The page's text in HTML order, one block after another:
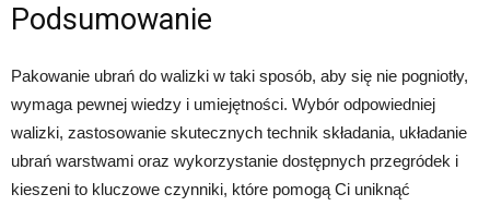
Podsumowanie
Pakowanie ubrań do walizki w taki sposób, aby się nie pogniotły,
wymaga pewnej wiedzy i umiejętności. Wybór odpowiedniej
walizki, zastosowanie skutecznych technik składania, układanie
ubrań warstwami oraz wykorzystanie dostępnych przegródek i
kieszeni to kluczowe czynniki, które pomogą Ci uniknąć